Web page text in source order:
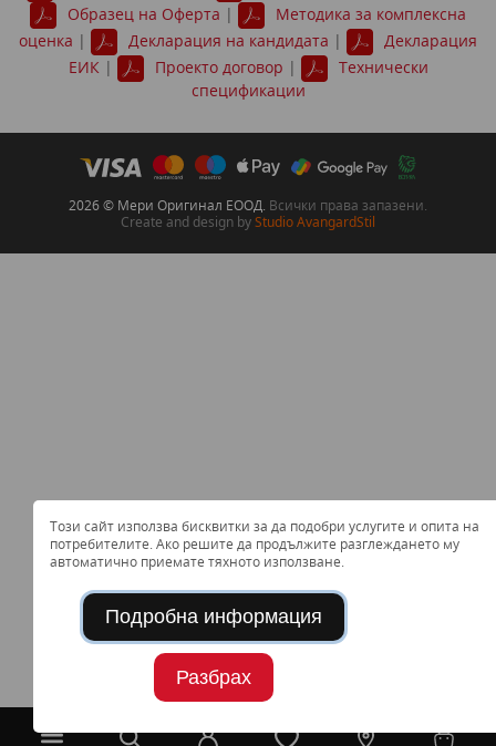
Образец на Oферта |
Методика за комплексна
оценка | Декларация на кандидата |
Декларация
ЕИК| Проекто договор |
Технически
спецификации
2026 © Мери Оригинал EООД. Всички права запазени.
Create and design byStudio AvangardStil
Този сайт използва бисквитки за да подобри услугите и опита на
потребителите. Ако решите да продължите разглеждането му
автоматично приемате тяхното използване.
Подробна информация
Разбрах